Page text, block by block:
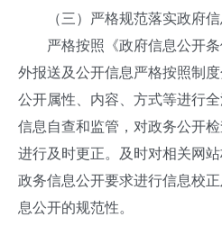
（三）严格规范落实政府信
严格按照《政府信息公开条
外报送及公开信息严格按照制
公开属性、内容、方式等进行
信息自查和监管，对政务公开
进行及时更正。及时对相关网
政务信息公开要求进行信息校
息公开的规范性。